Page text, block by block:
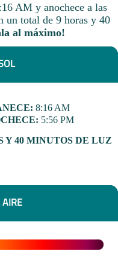
AM y anochece a las
un total de 9 horas y 40
al máximo!
8:16 AM
5:56 PM
Y 40 MINUTOS DE LUZ